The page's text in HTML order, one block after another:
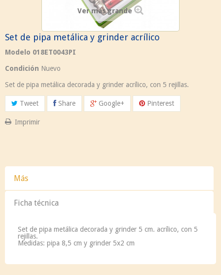
Ver más grande
Set de pipa metálica y grinder acrílico
Modelo 018ET0043PI
Condición Nuevo
Set de pipa metálica decorada y grinder acrílico, con 5 rejillas.
Tweet Share Google+ Pinterest
Imprimir
Más
Ficha técnica
Set de pipa metálica decorada y grinder 5 cm. acrílico, con 5
rejillas.
Medidas: pipa 8,5 cm y grinder 5x2 cm